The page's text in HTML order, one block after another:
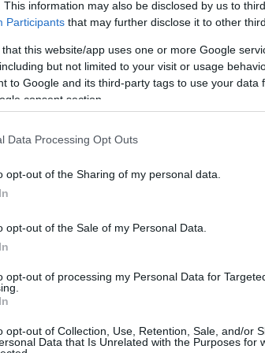
This information may also be disclosed by us to
Participants that may further disclose it to other
that this website/app uses one or more Google
but not limited to your visit or usage
to Google and its third-party tags to use your data
consent section.
Data Processing Opt Outs
opt-out of the Sharing of my personal data.
opt-out of the Sale of my Personal Data.
opt-out of processing my Personal Data for
opt-out of Collection, Use, Retention, Sale, and/or
Data that Is Unrelated with the Purposes for
Mikes Kelemen utca SzombathelyMikulás 2015
Mikulás 2022Miyawaki minierdő Szombathelyen
Okos zebraOktatási és Szociális Bizottság Szombathely
2014Önkormányzati választás 2024Önkormányzati
választás Szombathely Joskar-Ola 2019
Online
Padok kihelyezése a Joskar-OlánParkfenntartás
földrengés károsultjainak
Ola lakótelep SzombathelyPolgárőrség Szombathely
tornapálya Szombathely
TEAM Nonprofit KftSavaria Történelmi Karnevál
SzombathelySzent Györgyi Iskola
2016
Orvosi RendelőSzépítsük együtt Szombathelyt!